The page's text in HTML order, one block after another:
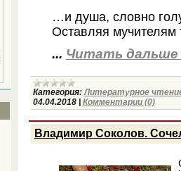
…и душа, словно
Оставляя мучителям
... Читать дальше
Категория: Литературное
04.04.2018
Комментарии (0)
Владимир Соколов.